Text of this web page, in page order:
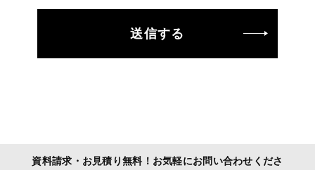
は資料請求・お見積り無料！お気軽にお問い合わせくださ